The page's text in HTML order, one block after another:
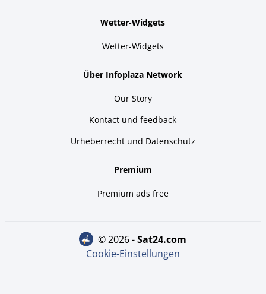
Wetter-Widgets
Wetter-Widgets
Über Infoplaza Network
Our Story
Kontact und feedback
Urheberrecht und Datenschutz
Premium
Premium ads free
© 2026 - sat24.com
Cookie-Einstellungen